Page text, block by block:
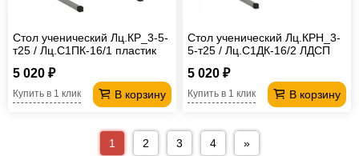
Стол ученический Лц.КР_3-5-
т25 / Лц.С1ПК-16/1 пластик
5 020 ₽
В корзину
Купить в 1 клик
Стол ученический Лц.КРН_3-
5-т25 / Лц.С1ДК-16/2 ЛДСП
5 020 ₽
В корзину
Купить в 1 клик
1 2 3 4 »